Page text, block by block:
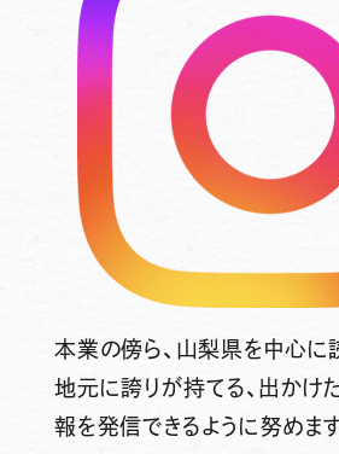
本業の傍ら、山梨県を中心に
地元に誇りが持てる、出かけ
報を発信できるように努めま